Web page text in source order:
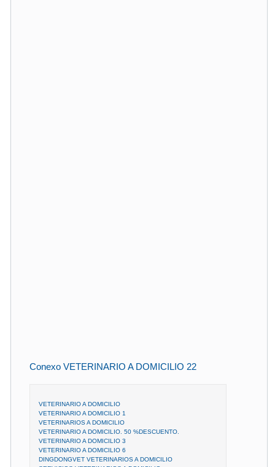
Conexo VETERINARIO A DOMICILIO 22
VETERINARIO A DOMICILIO
VETERINARIO A DOMICILIO 1
VETERINARIOS A DOMICILIO
VETERINARIO A DOMICILIO. 50 %DESCUENTO.
VETERINARIO A DOMICILIO 3
VETERINARIO A DOMICILIO 6
DINGDONGVET VETERINARIOS A DOMICILIO